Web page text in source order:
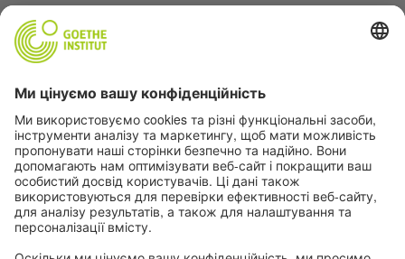
Додаткові вебсайти
Community “Deutsch für dich”
Практикуйте німецьку безкоштовно
Курси німецької мови Goethe-Institut
Портал для вчителів «Deutschstunde»
Конфіденційність і доступність